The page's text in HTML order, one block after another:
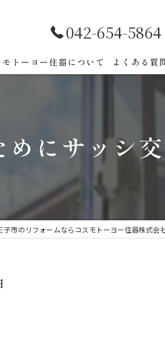
042-654-5864
モトーヨー住器について よくある質
にサッシ
子市のリフォームならコスモトーヨー住器株式会